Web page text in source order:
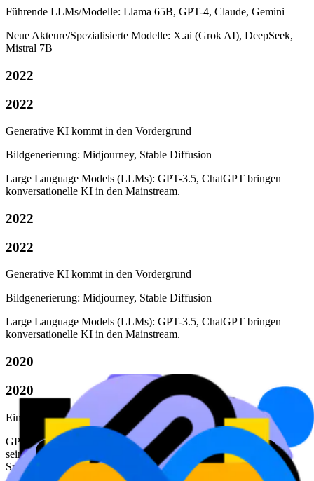
Führende LLMs/Modelle: Llama 65B, GPT-4, Claude, Gemini
Neue Akteure/Spezialisierte Modelle: X.ai (Grok AI), DeepSeek,
Mistral 7B
2022
2022
Generative KI kommt in den Vordergrund
Bildgenerierung: Midjourney, Stable Diffusion
Large Language Models (LLMs): GPT-3.5, ChatGPT bringen
konversationelle KI in den Mainstream.
2022
2022
Generative KI kommt in den Vordergrund
Bildgenerierung: Midjourney, Stable Diffusion
Large Language Models (LLMs): GPT-3.5, ChatGPT bringen
konversationelle KI in den Mainstream.
2020
2020
Ein neuer Maßstab im Sprachverständnis
GPT-3: Etablierte sich als das fortschrittlichste KI-Sprachmodell
seiner Zeit und zeigte beispiellose Fähigkeiten im natürlichen
Sprachverständnis und der Sprachgenerierung.